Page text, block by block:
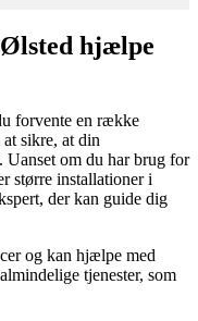
hjælpe
forvente en række
at sikre, at din
om du har brug for
større installationer i
der kan guide dig
og kan hjælpe med
tjenester, som